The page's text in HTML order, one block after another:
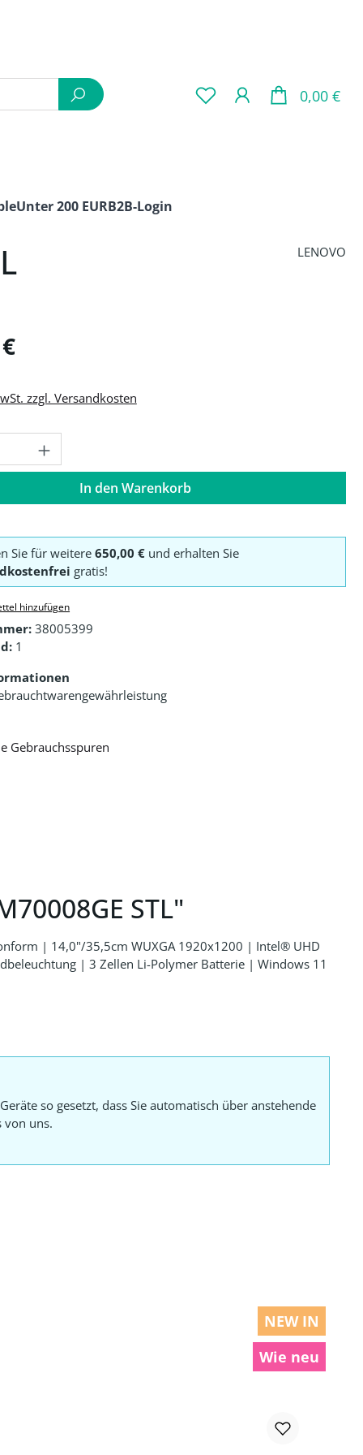
0,00 €
Unter 200 EURB2B-Login
LENOVO
zzgl. Versandkosten
Anzahl: Gib den gewünschten Wert
In den Warenkorb
Sie für weitere 650,00 €und erhalten Sie
gratis!
hinzufügen
38005399
1
Gebrauchsspuren
STL"
| 14,0"/35,5cm WUXGA 1920x1200 | Intel® UHD
| 3 Zellen Li-Polymer Batterie | Windows 11
so gesetzt, dass Sie automatisch über anstehende
von uns.
NEW IN
Wie neu